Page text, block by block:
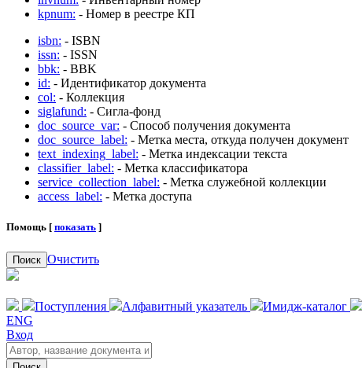
kpnum: - Номер в реестре КП
isbn: - ISBN
issn: - ISSN
bbk: - BBK
id: - Идентификатор документа
col: - Коллекция
siglafund: - Сигла-фонд
doc_source_var: - Способ получения документа
doc_source_label: - Метка места, откуда получен документ
text_indexing_label: - Метка индексации текста
classifier_label: - Метка классификатора
service_collection_label: - Метка служебной коллекции
access_label: - Метка доступа
Помощь [ показать ]
Поиск Очистить
Поступления Алфавитный указатель Имидж-каталог
ENG
Вход